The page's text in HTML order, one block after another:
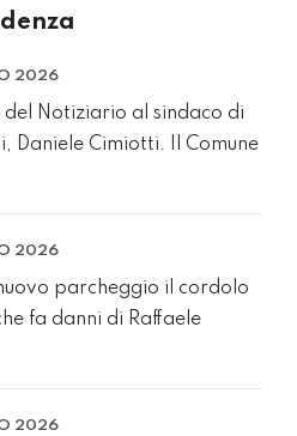
2026
Notiziario al sindaco di
Daniele Cimiotti. Il Comune
2026
parcheggio il cordolo
fa danni di Raffaele
2026